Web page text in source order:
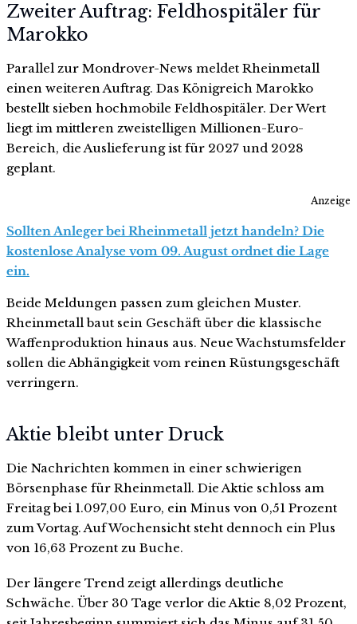
Zweiter Auftrag: Feldhospitäler für
Marokko
Parallel zur Mondrover-News meldet Rheinmetall
einen weiteren Auftrag. Das Königreich Marokko
bestellt sieben hochmobile Feldhospitäler. Der Wert
liegt im mittleren zweistelligen Millionen-Euro-
Bereich, die Auslieferung ist für 2027 und 2028
geplant.
Anzeige
Sollten Anleger bei Rheinmetall jetzt handeln? Die
kostenlose Analyse vom 09. August ordnet die Lage
ein.
Beide Meldungen passen zum gleichen Muster.
Rheinmetall baut sein Geschäft über die klassische
Waffenproduktion hinaus aus. Neue Wachstumsfelder
sollen die Abhängigkeit vom reinen Rüstungsgeschäft
verringern.
Aktie bleibt unter Druck
Die Nachrichten kommen in einer schwierigen
Börsenphase für Rheinmetall. Die Aktie schloss am
Freitag bei 1.097,00 Euro, ein Minus von 0,51 Prozent
zum Vortag. Auf Wochensicht steht dennoch ein Plus
von 16,63 Prozent zu Buche.
Der längere Trend zeigt allerdings deutliche
Schwäche. Über 30 Tage verlor die Aktie 8,02 Prozent,